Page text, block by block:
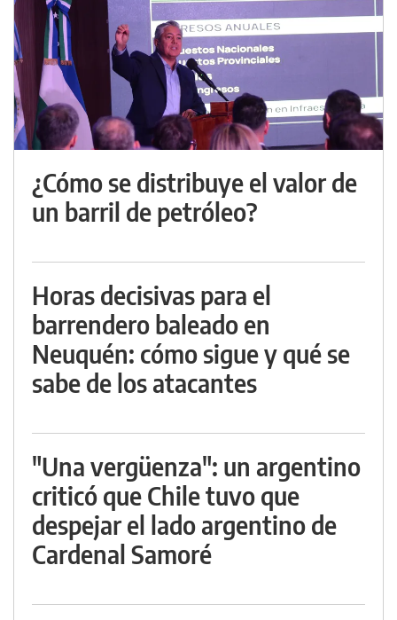
¿Cómo se distribuye el valor de
un barril de petróleo?
Horas decisivas para el
barrendero baleado en
Neuquén: cómo sigue y qué se
sabe de los atacantes
"Una vergüenza": un argentino
criticó que Chile tuvo que
despejar el lado argentino de
Cardenal Samoré